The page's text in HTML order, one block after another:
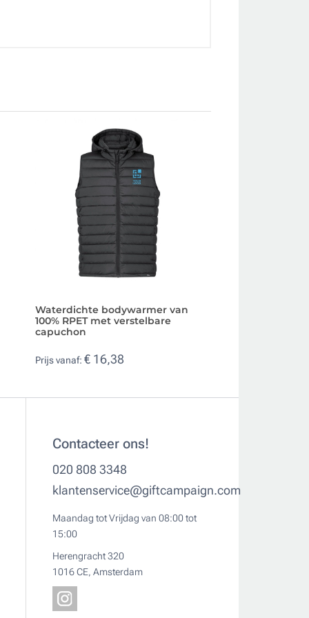
Waterdichte bodywarmer van
100% RPET met verstelbare
capuchon
Prijs vanaf: € 16,38
Contacteer ons!
020 808 3348
klantenservice@giftcampaign.com
Maandag tot Vrijdag van 08:00 tot
15:00
Herengracht 320
1016 CE, Amsterdam